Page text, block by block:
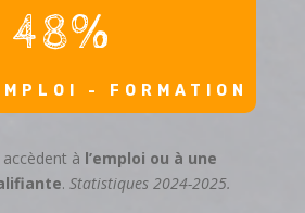
48%
- FORMATION
à l’emploi ou à une
.Statistiques 2024-2025.